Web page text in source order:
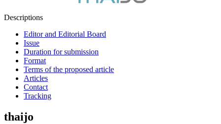
Descriptions
Editor and Editorial Board
Issue
Duration for submission
Format
Terms of the proposed article
Articles
Contact
Tracking
thaijo